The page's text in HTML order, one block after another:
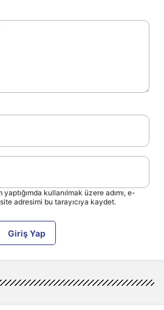
kullanılmak üzere adımı, e-
adresimi bu tarayıcıya kaydet.
Giriş Yap